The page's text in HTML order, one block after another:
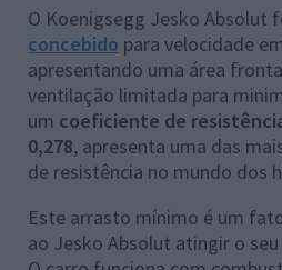
O Koenigsegg Jesko Absolut
concebido para velocidade
apresentando uma área
ventilação limitada para
um coeficiente de
0,278, apresenta uma das
de resistência no mundo dos
Este arrasto mínimo é um
ao Jesko Absolut atingir o